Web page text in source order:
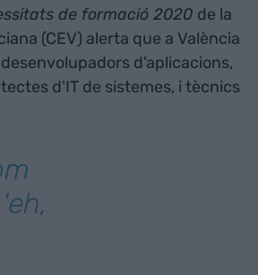
de formació 2020 de la
(CEV) alerta que a València
d'aplicacions,
d'IT de sistemes, i tècnics